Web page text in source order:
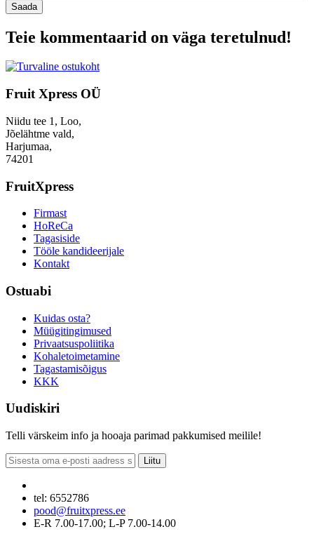
Saada
Teie kommentaarid on väga teretulnud!
Fruit Xpress OÜ
Niidu tee 1, Loo,
Jõelähtme vald,
Harjumaa,
74201
FruitXpress
Firmast
HoReCa
Tagasiside
Tööle kandideerijale
Kontakt
Ostuabi
Kuidas osta?
Müügitingimused
Privaatsuspoliitika
Kohaletoimetamine
Tagastamisõigus
KKK
Uudiskiri
Telli värskeim info ja hooaja parimad pakkumised meilile!
Liitu
tel: 6552786
pood@fruitxpress.ee
E-R 7.00-17.00; L-P 7.00-14.00